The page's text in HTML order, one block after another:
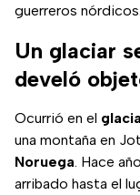
guerreros nórdicos.
Un glaciar
develó
Ocurrió en el
una montaña en
Noruega. Hace
arribado hasta el